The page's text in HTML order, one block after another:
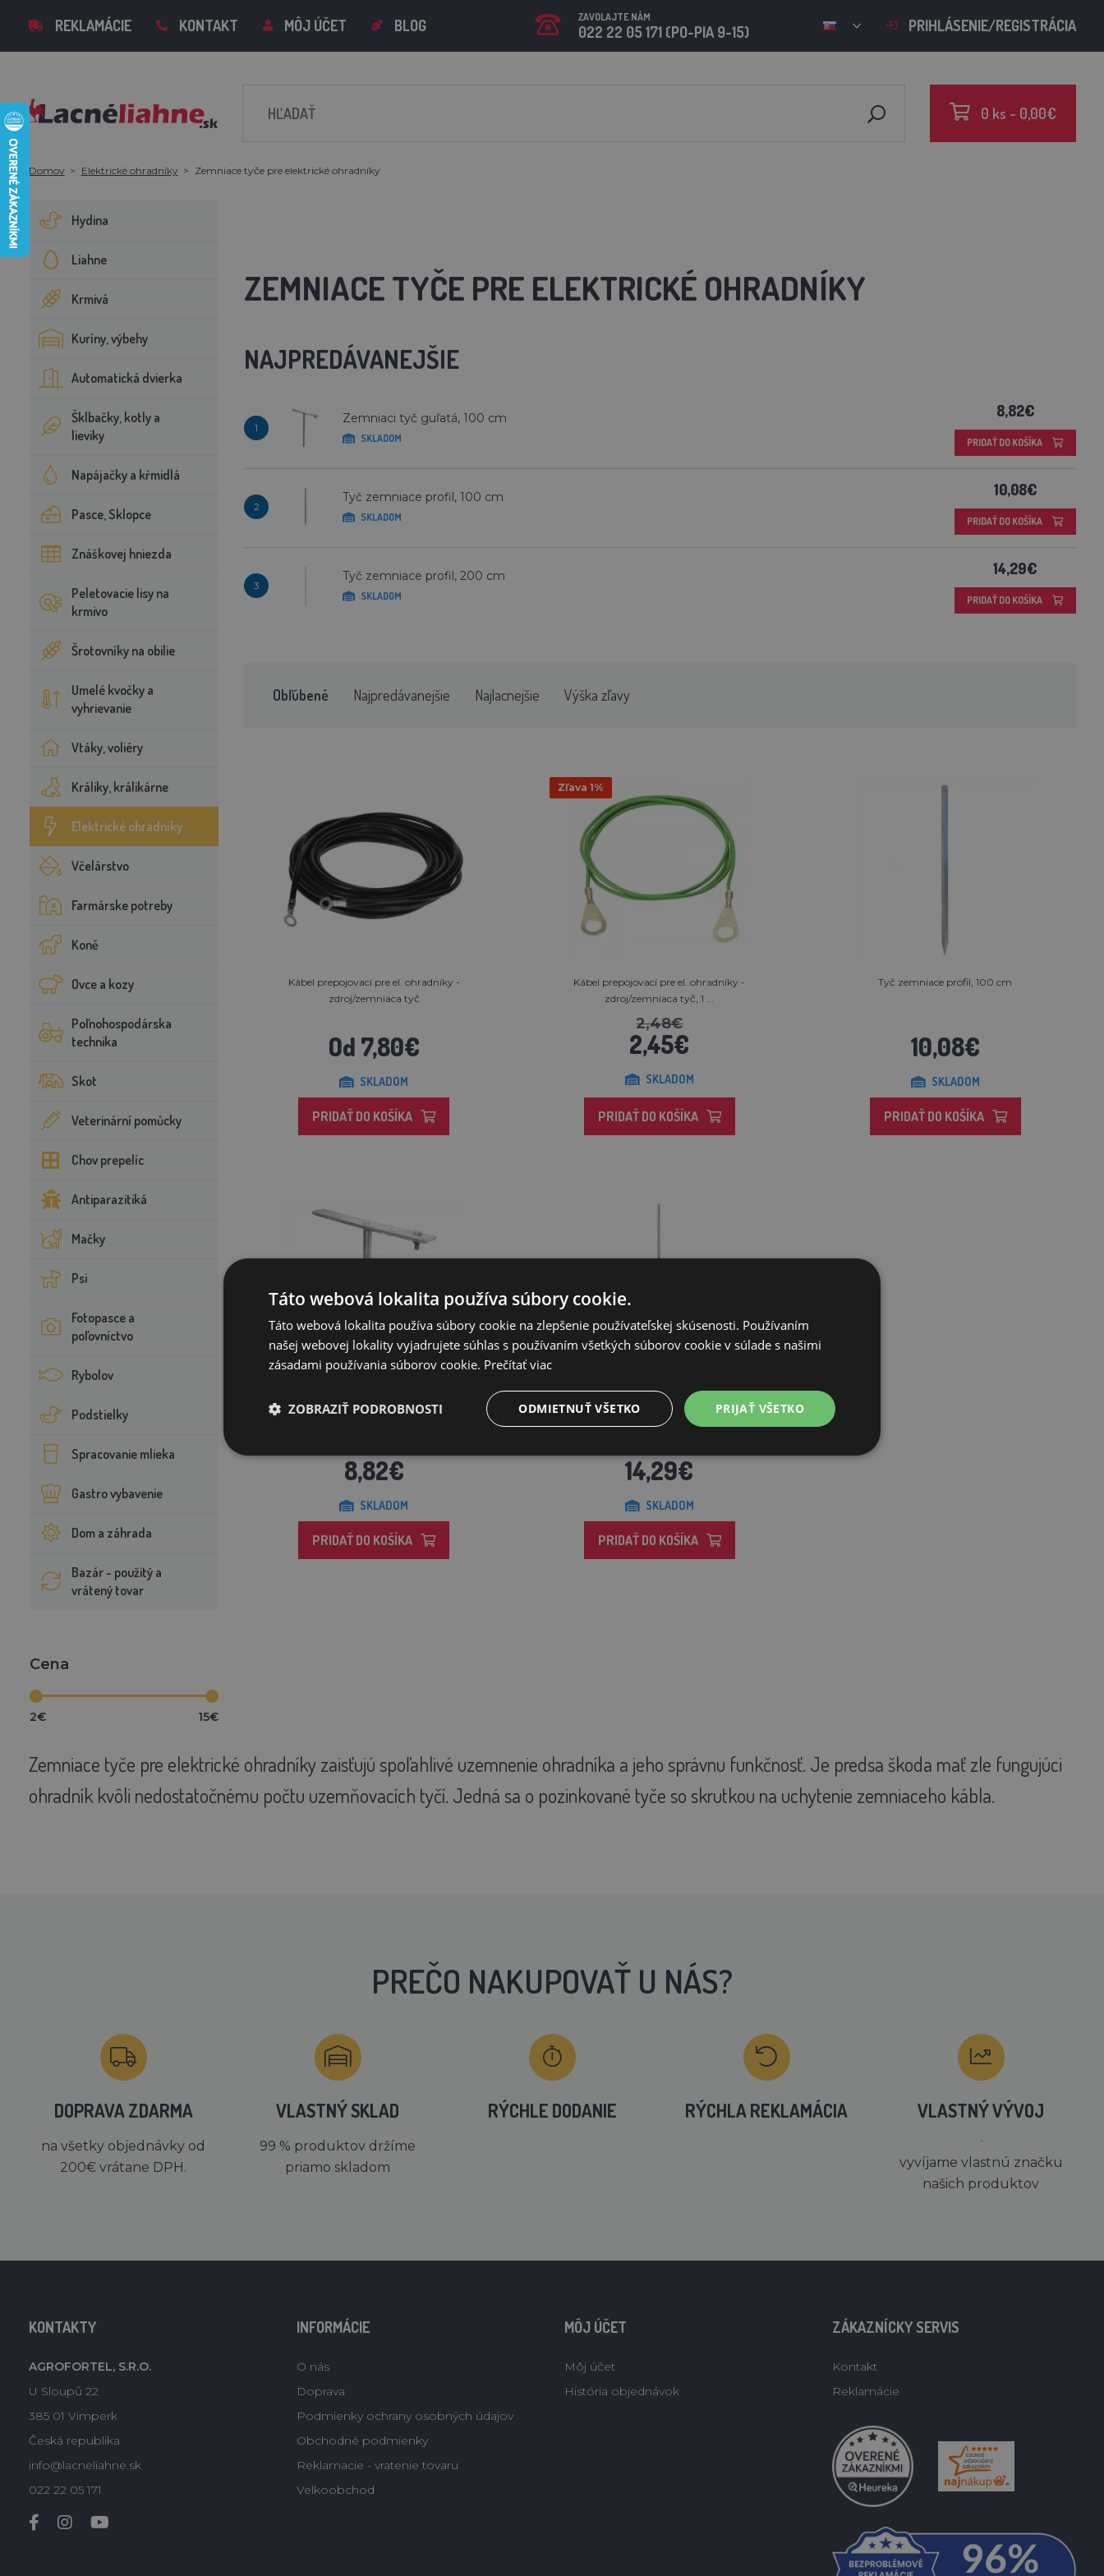
REKLAMÁCIE KONTAKT MÔJ ÚČET BLOG ZAVOLAJTE NÁM
022 22 05 171 (PO-PIA 9-15) PRIHLÁSENIE/REGISTRÁCIA
0 ks - 0,00€
Domov Elektrické ohradníky Zemniace tyče pre elektrické ohradníky
Hydina
Liahne
Krmivá
Kuríny, výbehy
Automatická dvierka
Šklbačky, kotly a
lieviky
Napájačky a kŕmidlá
Pasce, Sklopce
Znáškovej hniezda
Peletovacie lisy na
krmivo
Šrotovníky na obilie
Umelé kvočky a
vyhrievanie
Vtáky, voliéry
Králiky, králikárne
Elektrické ohradníky
Včelárstvo
Farmárske potreby
Koně
Ovce a kozy
Poľnohospodárska
technika
Skot
Veterinární pomůcky
Chov prepelíc
Antiparazitiká
Mačky
Psi
Fotopasce a
poľovníctvo
Rybolov
Podstielky
Spracovanie mlieka
Gastro vybavenie
Dom a záhrada
Bazár - použitý a
vrátený tovar
Cena
2€ 15€
ZEMNIACE TYČE PRE ELEKTRICKÉ OHRADNÍKY
NAJPREDÁVANEJŠIE
1
Zemniaci tyč guľatá, 100 cm
SKLADOM
8,82€
PRIDAŤ DO KOŠÍKA
2
Tyč zemniace profil, 100 cm
SKLADOM
10,08€
PRIDAŤ DO KOŠÍKA
3
Tyč zemniace profil, 200 cm
SKLADOM
14,29€
PRIDAŤ DO KOŠÍKA
Obľúbené Najpredávanejšie Najlacnejšie Výška zľavy
Kábel prepojovací pre el. ohradníky -
zdroj/zemniaca tyč
Od 7,80€
SKLADOM
PRIDAŤ DO KOŠÍKA
Zľava 1%
Kábel prepojovací pre el. ohradníky -
zdroj/zemniaca tyč, 1 ...
2,48€
2,45€
SKLADOM
PRIDAŤ DO KOŠÍKA
Tyč zemniace profil, 100 cm
10,08€
SKLADOM
PRIDAŤ DO KOŠÍKA
Zemniaci tyč guľatá, 100 cm
8,82€
SKLADOM
PRIDAŤ DO KOŠÍKA
Tyč zemniace profil, 200 cm
14,29€
SKLADOM
PRIDAŤ DO KOŠÍKA
Zemniace tyče pre elektrické ohradníky zaisťujú spoľahlivé uzemnenie ohradníka a jeho správnu funkčnosť. Je predsa škoda mať zle fungujúci
ohradník kvôli nedostatočnému počtu uzemňovacích tyčí. Jedná sa o pozinkované tyče so skrutkou na uchytenie zemniaceho kábla.
PREČO NAKUPOVAŤ U NÁS?
DOPRAVA ZDARMA
na všetky objednávky od
200€ vrátane DPH.
VLASTNÝ SKLAD
99 % produktov držíme
priamo skladom
RÝCHLE DODANIE RÝCHLA REKLAMÁCIA VLASTNÝ VÝVOJ
´
vyvíjame vlastnú značku
našich produktov
KONTAKTY
AGROFORTEL, S.R.O.
U Sloupů 22
385 01 Vimperk
Česká republika
info@lacneliahne.sk
022 22 05 171
INFORMÁCIE
O nás
Doprava
Podmienky ochrany osobných údajov
Obchodné podmienky
Reklamacie - vratenie tovaru
Velkoobchod
MÔJ ÚČET
Môj účet
História objednávok
ZÁKAZNÍCKY SERVIS
Kontakt
Reklamácie
Táto webová lokalita používa súbory cookie.
Táto webová lokalita používa súbory cookie na zlepšenie používateľskej skúsenosti. Používaním
našej webovej lokality vyjadrujete súhlas s používaním všetkých súborov cookie v súlade s našimi
zásadami používania súborov cookie. Prečítať viac
PRIJAŤ VŠETKO
ODMIETNUŤ VŠETKO
ZOBRAZIŤ PODROBNOSTI